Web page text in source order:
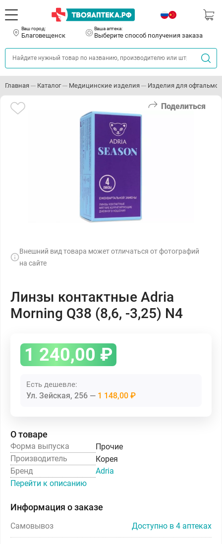
Ваш город:
Благовещенск
Ваша аптека:
Выберите способ получения заказа
Главная Каталог Медицинские изделия Изделия для
Поделиться
Внешний вид товара может отличаться от фотографий
на сайте
Линзы контактные Adria
Morning Q38 (8,6, -3,25) N4
1 240,00 ₽
Есть дешевле:
Ул. Зейская, 256 1 148,00 ₽
О товаре
Форма выпуска
Прочие
Производитель
Корея
Бренд
Adria
Перейти к описанию
Информация о заказе
Самовывоз Доступно в 4 аптеках